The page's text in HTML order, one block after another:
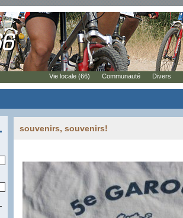
souvenirs, souvenirs!
Vie locale (66) Communauté Divers